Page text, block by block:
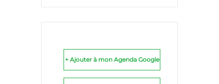
+ Ajouter à mon Agenda Google